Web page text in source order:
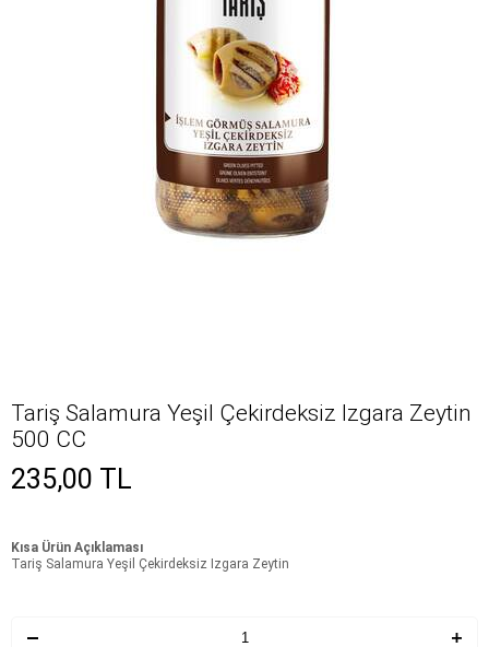
Tariş Salamura Yeşil Çekirdeksiz Izgara Zeytin
500 CC
235,00 TL
Kısa Ürün Açıklaması
Tariş Salamura Yeşil Çekirdeksiz Izgara Zeytin